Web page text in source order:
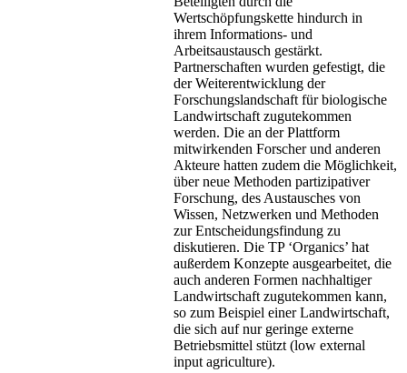
Wertschöpfungskette hindurch in
ihrem Informations- und
Arbeitsaustausch gestärkt.
Partnerschaften wurden gefestigt, die
der Weiterentwicklung der
Forschungslandschaft für biologische
Landwirtschaft zugutekommen
werden. Die an der Plattform
mitwirkenden Forscher und anderen
Akteure hatten zudem die Möglichkeit,
über neue Methoden partizipativer
Forschung, des Austausches von
Wissen, Netzwerken und Methoden
zur Entscheidungsfindung zu
diskutieren. Die TP ‘Organics’ hat
außerdem Konzepte ausgearbeitet, die
auch anderen Formen nachhaltiger
Landwirtschaft zugutekommen kann,
so zum Beispiel einer Landwirtschaft,
die sich auf nur geringe externe
Betriebsmittel stützt (low external
input agriculture).